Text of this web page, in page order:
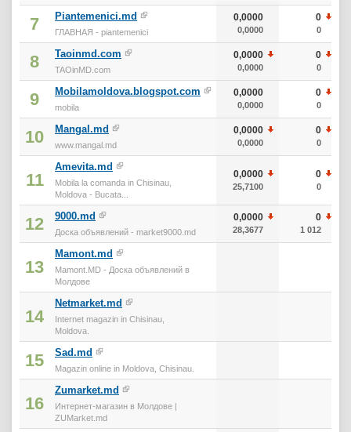
7 Piantemenici.md
ГЛАВНАЯ - piantemenici
0,0000
0,0000
0
0
8 Taoinmd.com
TAOinMD.com
0,0000
0,0000
0
0
9 Mobilamoldova.blogspot.com
mobila
0,0000
0,0000
0
0
10 Mangal.md
www.mangal.md
0,0000
0,0000
0
0
11
Amevita.md
Mobila la comanda in Chisinau,
Moldova - Bucata...
0,0000
25,7100
0
0
12 9000.md
Доска объявлений - market9000.md
0,0000
28,3677
0
1 012
13
Mamont.md
Mamont.MD - Доска объявлений в
Молдове
14
Netmarket.md
Internet magazin in Chisinau,
Moldova.
15 Sad.md
Magazin online in Moldova, Chisinau.
16
Zumarket.md
Интернет-магазин в Молдове |
ZUMarket.md